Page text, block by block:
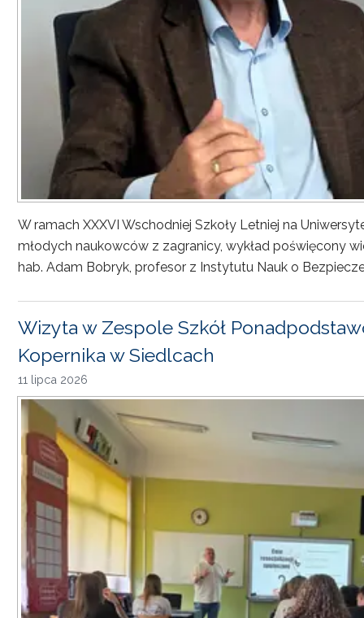
W ramach XXXVI Wschodniej Szkoły Letniej na
młodych naukowców z zagranicy, wykład poświęcony
hab. Adam Bobryk, profesor z Instytutu Nauk o
Wizyta w Zespole Szkół
Kopernika w Siedlcach
11 lipca 2026